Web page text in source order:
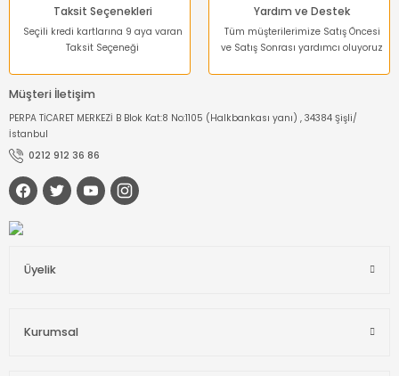
Taksit Seçenekleri
Seçili kredi kartlarına 9 aya varan
Taksit Seçeneği
Yardım ve Destek
Tüm müşterilerimize Satış Öncesi
ve Satış Sonrası yardımcı oluyoruz
Müşteri İletişim
PERPA TİCARET MERKEZİ B Blok Kat:8 No:1105 (Halkbankası yanı) , 34384 Şişli/
İstanbul
0212 912 36 86
Üyelik
Kurumsal